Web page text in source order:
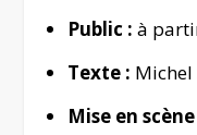
Public : à
Texte :
Mise en